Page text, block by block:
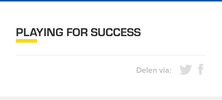
PLAYING FOR SUCCESS
Delen via: